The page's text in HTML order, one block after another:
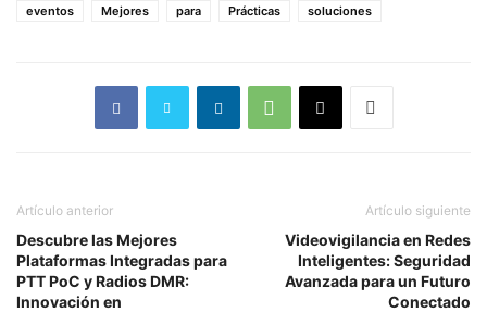
eventos
Mejores para Prácticas soluciones
Artículo anterior
Descubre las Mejores
Plataformas Integradas para
PTT PoC y Radios DMR:
Innovación en
Artículo siguiente
Videovigilancia en Redes
Inteligentes: Seguridad
Avanzada para un Futuro
Conectado